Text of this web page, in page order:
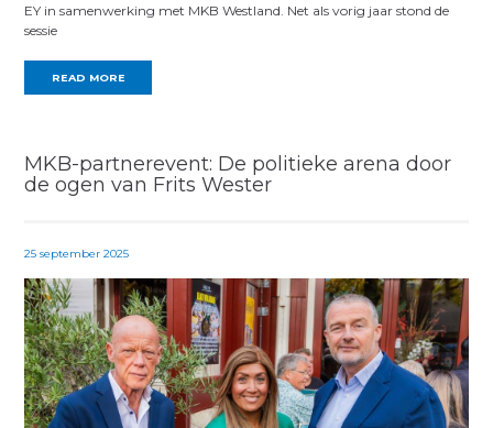
EY in samenwerking met MKB Westland. Net als vorig jaar stond de
sessie
READ MORE
MKB-partnerevent: De politieke arena door
de ogen van Frits Wester
25 september 2025